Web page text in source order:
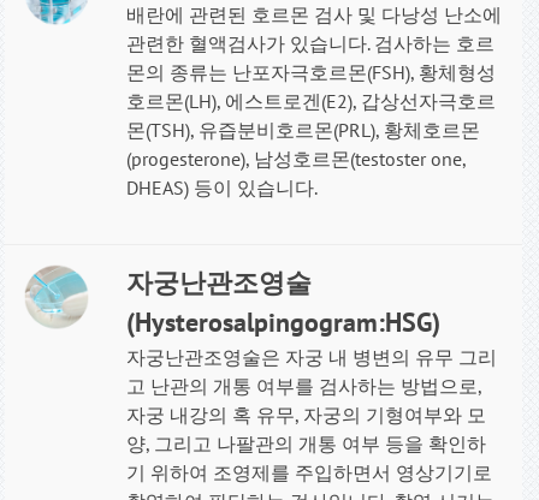
배란에 관련된 호르몬 검사 및 다낭성 난소에
관련한 혈액검사가 있습니다. 검사하는 호르
몬의 종류는 난포자극호르몬(FSH), 황체형성
호르몬(LH), 에스트로겐(E2), 갑상선자극호르
몬(TSH), 유즙분비호르몬(PRL), 황체호르몬
(progesterone), 남성호르몬(testoster one,
DHEAS) 등이 있습니다.
자궁난관조영술
(Hysterosalpingogram:HSG)
자궁난관조영술은 자궁 내 병변의 유무 그리
고 난관의 개통 여부를 검사하는 방법으로,
자궁 내강의 혹 유무, 자궁의 기형여부와 모
양, 그리고 나팔관의 개통 여부 등을 확인하
기 위하여 조영제를 주입하면서 영상기기로